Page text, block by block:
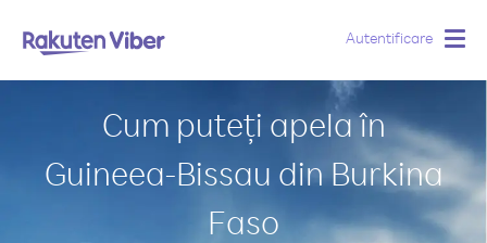
Autentificare
Cum puteți apela în
Guineea-Bissau din Burkina
Faso